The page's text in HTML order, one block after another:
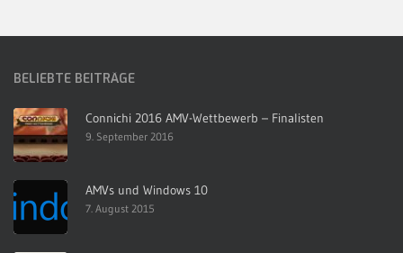
BELIEBTE BEITRÄGE
Connichi 2016 AMV-Wettbewerb – Finalisten
9. September 2016
AMVs und Windows 10
7. August 2015